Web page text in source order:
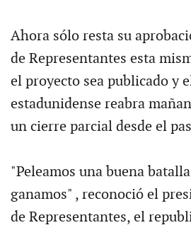
Ahora sólo resta su
de Representantes esta
el proyecto sea publicado y
estadunidense reabra
un cierre parcial desde el
"Peleamos una buena
ganamos" , reconoció el
de Representantes, el